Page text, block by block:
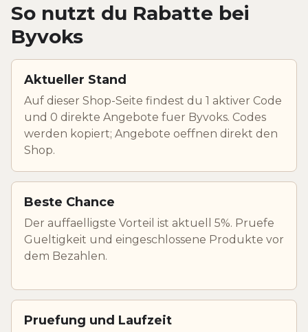
So nutzt du Rabatte bei
Byvoks
Aktueller Stand
Auf dieser Shop-Seite findest du 1 aktiver Code
und 0 direkte Angebote fuer Byvoks. Codes
werden kopiert; Angebote oeffnen direkt den
Shop.
Beste Chance
Der auffaelligste Vorteil ist aktuell 5%. Pruefe
Gueltigkeit und eingeschlossene Produkte vor
dem Bezahlen.
Pruefung und Laufzeit